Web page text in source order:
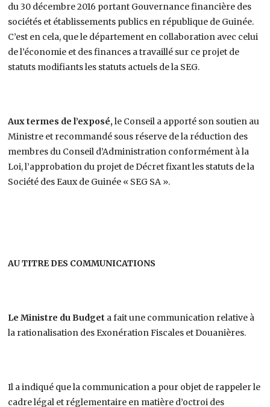
du 30 décembre 2016 portant Gouvernance financière des
sociétés et établissements publics en république de Guinée.
C’est en cela, que le département en collaboration avec celui
de l’économie et des finances a travaillé sur ce projet de
statuts modifiants les statuts actuels de la SEG.
Aux termes de l’exposé,le Conseil a apporté son soutien au
Ministre et recommandé sous réserve de la réduction des
membres du Conseil d’Administration conformément à la
Loi, l’approbation du projet de Décret fixant les statuts de la
Société des Eaux de Guinée « SEG SA ».
AU TITRE DES COMMUNICATIONS
Le Ministre du Budget a fait une communication relative à
la rationalisation des Exonération Fiscales et Douanières.
Il a indiqué que la communication a pour objet de rappeler le
cadre légal et réglementaire en matière d’octroi des